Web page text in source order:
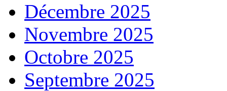
Décembre 2025
Novembre 2025
Octobre 2025
Septembre 2025